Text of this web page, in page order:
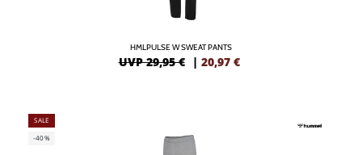
HMLPULSE W SWEAT PANTS
UVP 29,95 € | 20,97 €
SALE
-40%